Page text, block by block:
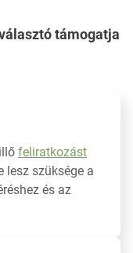
támogatja
feliratkozást
lesz szüksége a
és az